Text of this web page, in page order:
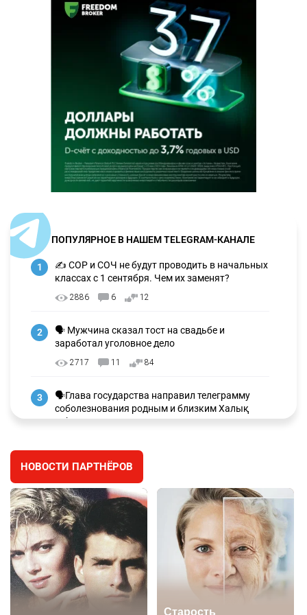
ПОПУЛЯРНОЕ В НАШЕМ TELEGRAM-КАНАЛЕ
1
✍️ СОР и СОЧ не будут проводить в начальных
классах с 1 сентября. Чем их заменят?
2886 6 12
2
🗣 Мужчина сказал тост на свадьбе и
заработал уголовное дело
2717 11 84
3
🗣Глава государства направил телеграмму
соболезнования родным и близким Халық
қаһарманы Ивана Гапича
🇫🇷 Клуб ПСЖ объявил об открытии своей
футбольной академии в Астане
2606 2 39
5
🇺🇸🇯🇵 США и Япония провели совместную
интервенцию для спасения иены
2683 1 16
НОВОСТИ ПАРТНЁРОВ